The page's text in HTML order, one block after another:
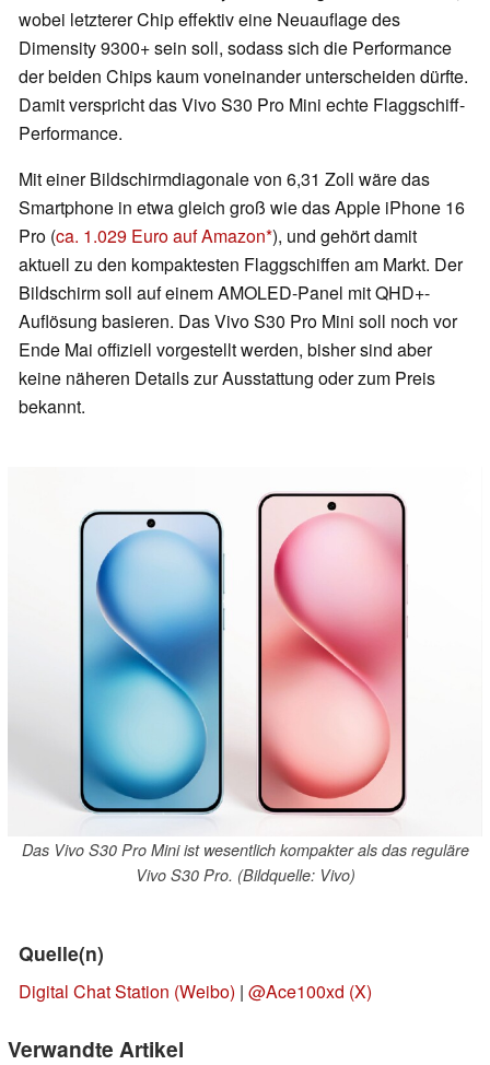
wobei letzterer Chip effektiv eine Neuauflage des
Dimensity 9300+ sein soll, sodass sich die Performance
der beiden Chips kaum voneinander unterscheiden dürfte.
Damit verspricht das Vivo S30 Pro Mini echte Flaggschiff-
Performance.
Mit einer Bildschirmdiagonale von 6,31 Zoll wäre das
Smartphone in etwa gleich groß wie das Apple iPhone 16
Pro (ca. 1.029 Euro auf Amazon ), und gehört damit
aktuell zu den kompaktesten Flaggschiffen am Markt. Der
Bildschirm soll auf einem AMOLED-Panel mit QHD+-
Auflösung basieren. Das Vivo S30 Pro Mini soll noch vor
Ende Mai offiziell vorgestellt werden, bisher sind aber
keine näheren Details zur Ausstattung oder zum Preis
bekannt.
Das Vivo S30 Pro Mini ist wesentlich kompakter als das reguläre
Vivo S30 Pro. (Bildquelle: Vivo)
Quelle(n)
Digital Chat Station (Weibo) | @Ace100xd (X)
Verwandte Artikel